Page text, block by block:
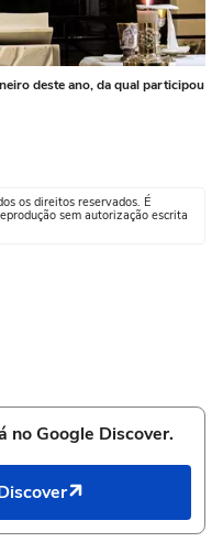
deste ano, da qual participou
os direitos reservados. É
sem autorização escrita
no Google Discover.